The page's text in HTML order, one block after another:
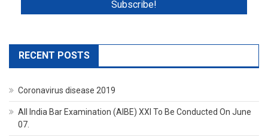
RECENT POSTS
Coronavirus disease 2019
All India Bar Examination (AIBE) XXI To Be Conducted On June
07.